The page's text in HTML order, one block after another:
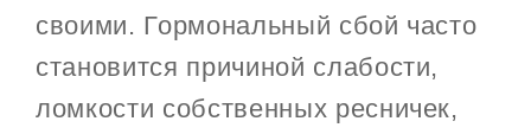
своими. Гормональный сбой часто
становится причиной слабости,
ломкости собственных ресничек,